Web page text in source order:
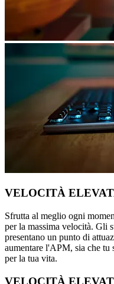
VELOCITÀ
Sfrutta al meglio ogni
per la massima velocità. Gli
presentano un punto di
aumentare l'APM, sia che tu
per la tua vita.
VELOCITÀ